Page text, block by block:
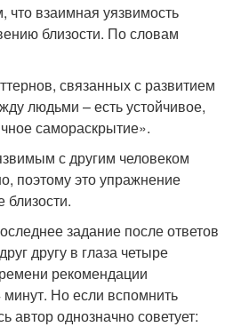
что взаимная уязвимость
близости. По словам
связанных с развитием
людьми – есть устойчивое,
самораскрытие».
с другим человеком
поэтому это упражнение
близости.
задание после ответов
другу в глаза четыре
рекомендации
Но если вспомнить
автор однозначно советует: